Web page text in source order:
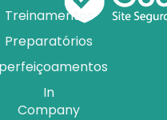
Treinamentos
Preparatórios
In
Company